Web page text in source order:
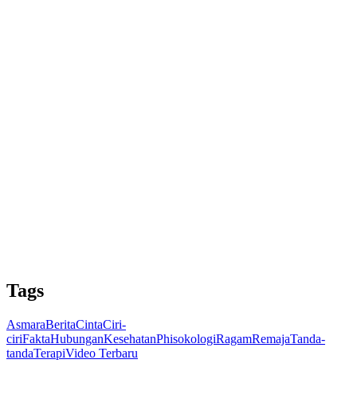
Tags
AsmaraBeritaCintaCiri-
ciriFaktaHubunganKesehatanPhisokologiRagamRemajaTanda-
tandaTerapiVideo Terbaru